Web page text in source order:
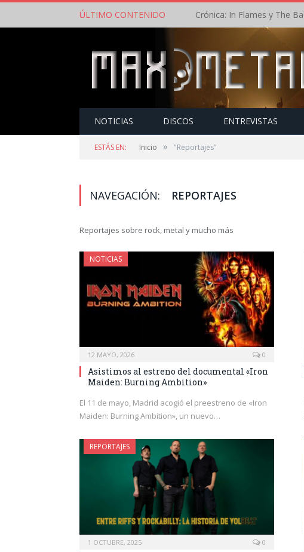
ÚLTIMO CONTENIDO
NOTICIAS DISCOS ENTREVISTAS
ESTÁS EN: Inicio » "Reportajes"
NAVEGACIÓN: REPORTAJES
Reportajes sobre rock, metal y mucho más
NOTICIAS
12 MAYO, 2026 0
Asistimos al estreno del documental «Iron
Maiden: Burning Ambition»
El 11 de mayo, Madrid acogió el preestreno de «Iron
Maiden: Burning Ambition», un nuevo…
REPORTAJES
1 OCTUBRE, 2025 0